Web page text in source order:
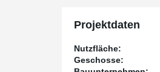
Projektdaten
Nutzfläche:
Geschosse: